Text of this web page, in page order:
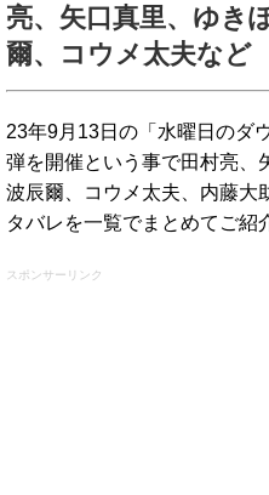
亮、矢口真里、ゆき
爾、コウメ太夫など
23年9月13日の「水曜日のダ
弾を開催という事で田村亮、
波辰爾、コウメ太夫、内藤大
タバレを一覧でまとめてご紹
スポンサーリンク